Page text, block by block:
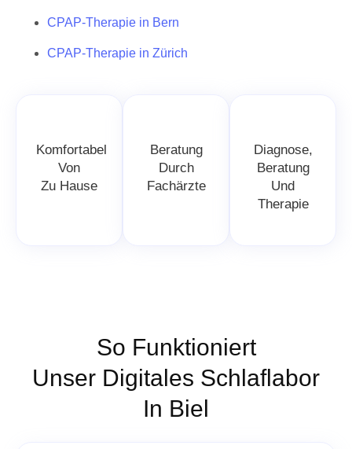
Komfortabel
Von
Zu Hause
Beratung
Durch
Fachärzte
Diagnose,
Beratung
Und
Therapie
CPAP-Therapie in Bern
CPAP-Therapie in Zürich
So Funktioniert
Unser Digitales Schlaflabor
In Biel